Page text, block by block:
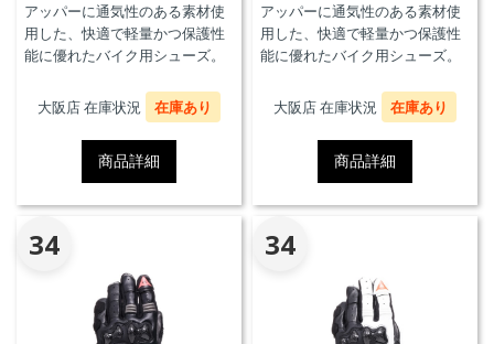
アッパーに通気性のある素材使
用した、快適で軽量かつ保護性
能に優れたバイク用シューズ。
大阪店 在庫状況 在庫あり
商品詳細
アッパーに通気性のある素材使
用した、快適で軽量かつ保護性
能に優れたバイク用シューズ。
大阪店 在庫状況 在庫あり
商品詳細
34 34